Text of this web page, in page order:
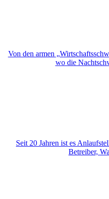
Von den armen
wo die
Seit 20 Jahren ist es
Betreiber,